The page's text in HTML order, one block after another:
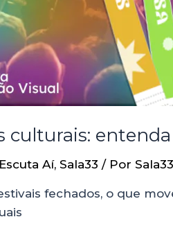
culturais:
Escuta Aí, Sala33 / Por Sala33
fechados, o que